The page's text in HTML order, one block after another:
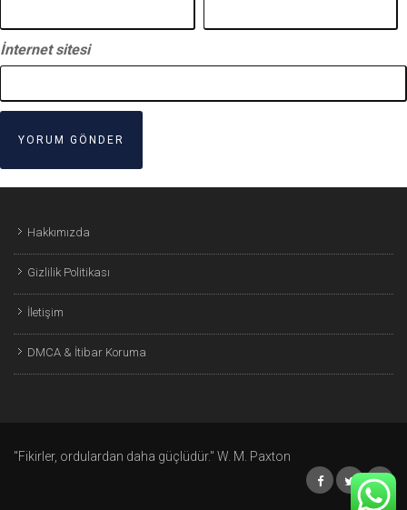
İnternet sitesi
Hakkımızda
Gizlilik Politikası
İletişim
DMCA & İtibar Koruma
"Fikirler, ordulardan daha güçlüdür." W. M. Paxton